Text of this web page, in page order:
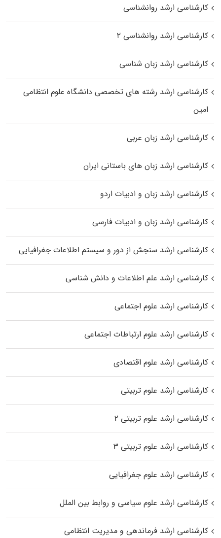
کارشناسی ارشد روانشناسی
کارشناسی ارشد روانشناسی ۲
کارشناسی ارشد زبان شناسی
کارشناسی ارشد رﺷﺘﻪ ﻫﺎی تخصصی داﻧﺸﮕﺎه ﻋﻠﻮم انتظامی
اﻣﻴﻦ
کارشناسی ارشد زبان عربی
کارشناسی ارشد زبان‌ های باستانی ایران
کارشناسی ارشد زبان و ادبیات اردو
کارشناسی ارشد زبان و ادبیات فارسی
کارشناسی ارشد سنجش از دور و سیستم اطلاعات جغرافیایی
کارشناسی ارشد علم اطلاعات و دانش شناسی
کارشناسی ارشد علوم اجتماعی
کارشناسی ارشد علوم ارتباطات اجتماعی
کارشناسی ارشد علوم اقتصادی
کارشناسی ارشد علوم تربیتی
کارشناسی ارشد علوم تربیتی ۲
کارشناسی ارشد علوم تربیتی ۳
کارشناسی ارشد علوم جغرافیایی
کارشناسی ارشد علوم سیاسی و روابط بین الملل
کارشناسی ارشد فرماندهی و مدیریت انتظامی